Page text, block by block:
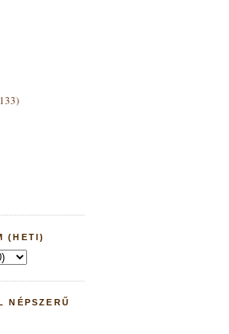
(HETI)
NÉPSZERŰ